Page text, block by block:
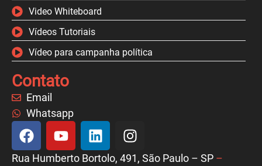
Video Whiteboard
Vídeos Tutoriais
Vídeo para campanha política
Contato
Email
Whatsapp
Rua Humberto Bortolo, 491, São Paulo – SP –